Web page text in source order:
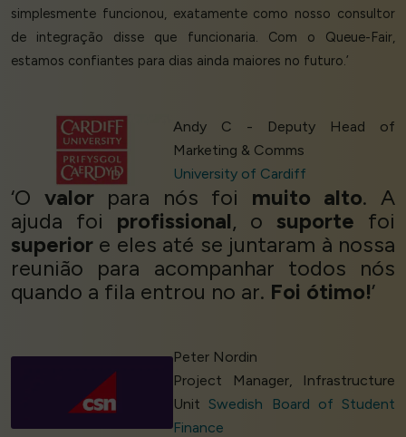
simplesmente funcionou, exatamente como nosso consultor
de integração disse que funcionaria. Com o Queue-Fair,
estamos confiantes para dias ainda maiores no futuro.’
Andy C - Deputy Head of
Marketing & Comms
University of Cardiff
‘O valorpara nós foi muito alto. A
ajuda foi profissional, o suporte foi
superior e eles até se juntaram à nossa
reunião para acompanhar todos nós
quando a fila entrou no ar. Foi ótimo!’
Peter Nordin
Project Manager, Infrastructure
Unit Swedish Board of Student
Finance